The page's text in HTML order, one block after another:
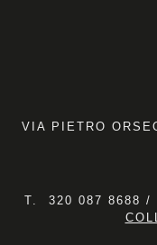
VIA PIETRO
T. 320 087 8688 /